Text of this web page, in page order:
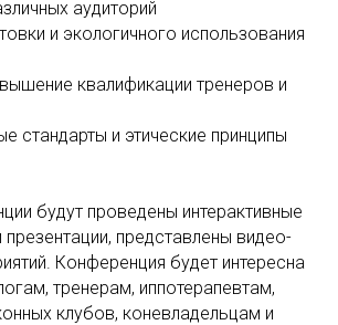
аудиторий
и экологичного использования
квалификации тренеров и
стандарты и этические принципы
будут проведены интерактивные
представлены видео-
Конференция будет интересна
тренерам, иппотерапевтам,
клубов, коневладельцам и